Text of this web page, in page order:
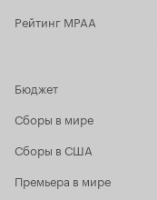
Рейтинг MPAA
Бюджет
Сборы в мире
Сборы в США
Премьера в мире